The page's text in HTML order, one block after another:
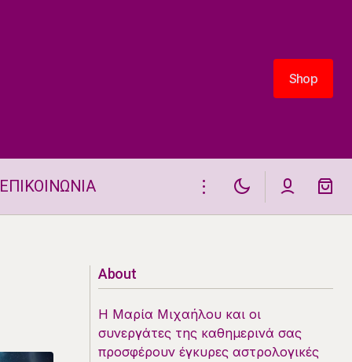
Shop
Shop
ΕΠΙΚΟΙΝΩΝΙΑ
About
Η Μαρία Μιχαήλου και οι
συνεργάτες της καθημερινά σας
προσφέρουν έγκυρες αστρολογικές